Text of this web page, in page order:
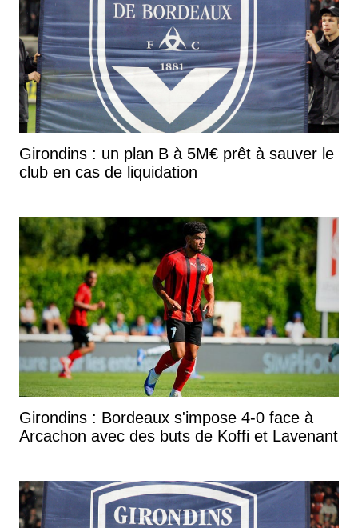
Girondins : un plan B à 5M€ prêt à sauver le
club en cas de liquidation
Girondins : Bordeaux s'impose 4-0 face à
Arcachon avec des buts de Koffi et Lavenant